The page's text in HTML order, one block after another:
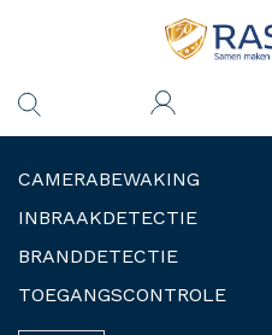
CAMERABEWAKING
INBRAAKDETECTIE
BRANDDETECTIE
TOEGANGSCONTROLE